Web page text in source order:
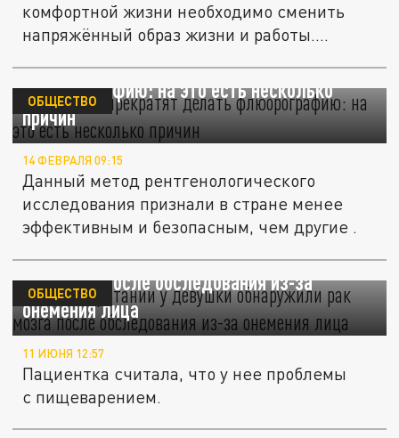
комфортной жизни необходимо сменить
напряжённый образ жизни и работы.
В Армении прекратят делать
флюорографию: на это есть несколько
причин
ОБЩЕСТВО
14 ФЕВРАЛЯ 09:15
Данный метод рентгенологического
исследования признали в стране менее
эффективным и безопасным, чем другие .
В Великобритании у девушки обнаружили
рак мозга после обследования из-за
онемения лица
ОБЩЕСТВО
11 ИЮНЯ 12:57
Пациентка считала, что у нее проблемы
с пищеварением.